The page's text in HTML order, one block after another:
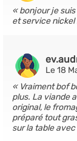
bonjour je
et service
Le 18
Vraiment bof
plus. La viande
original, le
préparé tout
sur la table